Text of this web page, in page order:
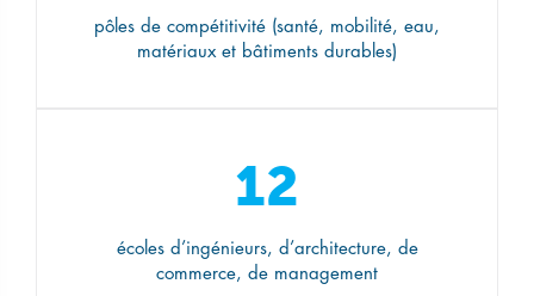
pôles de compétitivité (santé, mobilité, eau,
matériaux et bâtiments durables)
12
écoles d’ingénieurs, d’architecture, de
commerce, de management